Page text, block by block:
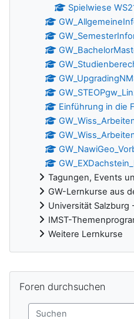
Spielwiese
Einführung in die
Tagungen, Events
GW-Lernkurse aus
Universität Salzburg
IMST-
Weitere Lernkurse
Ergänzungsblöcke
Foren durchsuchen
Suchen